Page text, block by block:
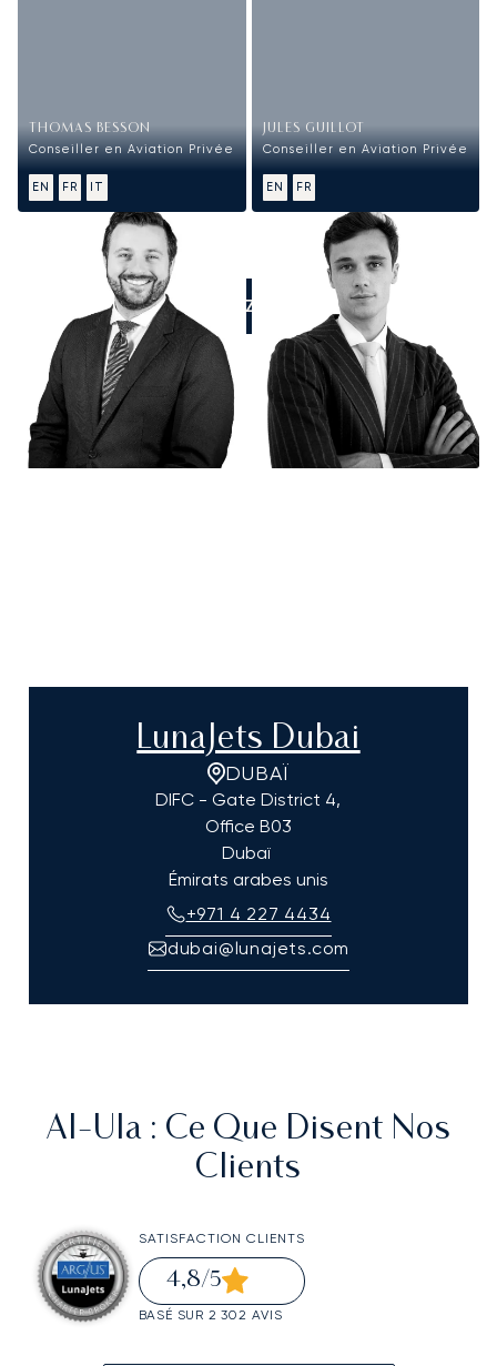
THOMAS BESSON
Conseiller en Aviation Privée
EN FR IT
JULES GUILLOT
Conseiller en Aviation Privée
EN FR
APPELEZ-NOUS
LunaJets Dubai
DUBAÏ
DIFC - Gate District 4,
Office B03
Dubaï
Émirats arabes unis
+971 4 227 4434
dubai@lunajets.com
Al-Ula : Ce Que Disent Nos
Clients
SATISFACTION CLIENTS
4,8/5
BASÉ SUR 2 302 AVIS